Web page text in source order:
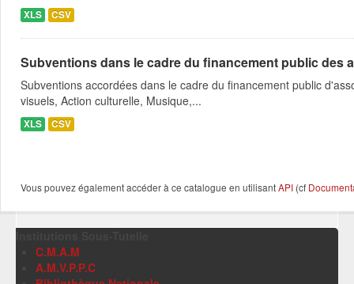
XLS CSV
Subventions dans le cadre du financement public des
Subventions accordées dans le cadre du financement public
visuels, Action culturelle, Musique,...
XLS CSV
Vous pouvez également accéder à ce catalogue en utilisantAPI (cf
C.M.A.M
A.M.V.P.P.C